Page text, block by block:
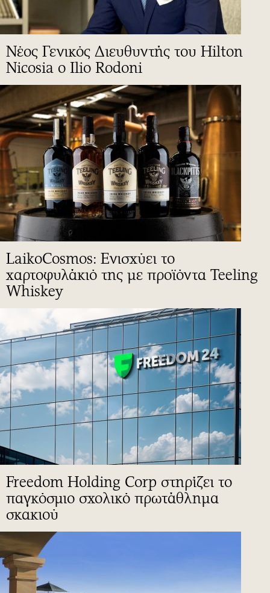
Νέος Γενικός Διευθυντής του Hilton
Nicosia ο Ilio Rodoni
LaikoCosmos: Ενισχύει το
χαρτοφυλάκιό της με προϊόντα Teeling
Whiskey
Freedom Holding Corp στηρίζει το
παγκόσμιο σχολικό πρωτάθλημα
σκακιού